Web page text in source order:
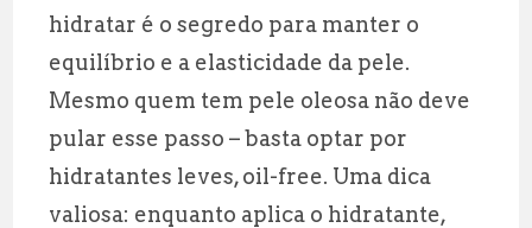
hidratar é o segredo para manter o
equilíbrio e a elasticidade da pele.
Mesmo quem tem pele oleosa não deve
pular esse passo – basta optar por
hidratantes leves, oil-free. Uma dica
valiosa: enquanto aplica o hidratante,